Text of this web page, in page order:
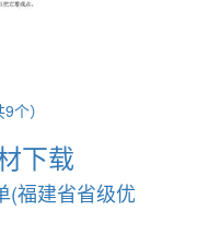
个）
下载
(福建省省级优